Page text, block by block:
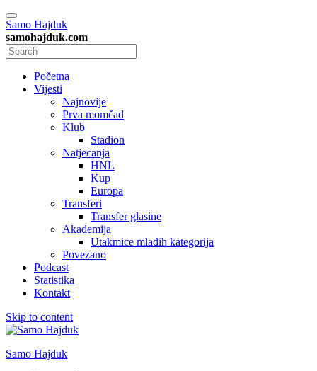
Samo Hajduk
samohajduk.com
Početna
Vijesti
Najnovije
Prva momčad
Klub
Stadion
Natjecanja
HNL
Kup
Europa
Transferi
Transfer glasine
Akademija
Utakmice mlađih kategorija
Povezano
Podcast
Statistika
Kontakt
Skip to content
Samo Hajduk